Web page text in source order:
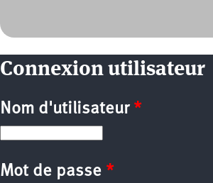
Connexion utilisateur
Nom d'utilisateur *
Mot de passe *